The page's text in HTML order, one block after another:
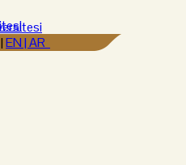
|EN |AR